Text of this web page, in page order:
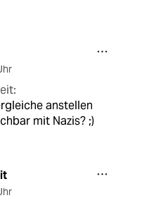
anstellen
mit Nazis? ;)